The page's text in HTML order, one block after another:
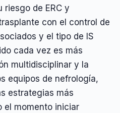
riesgo de ERC y
con el control de
y el tipo de IS
cada vez es más
multidisciplinar y la
equipos de nefrología,
estrategias más
el momento iniciar